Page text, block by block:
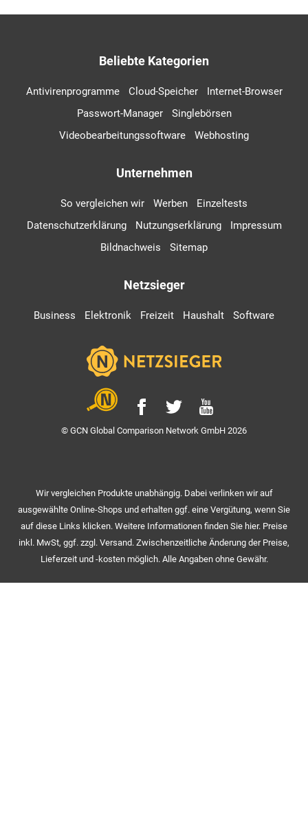
Beliebte Kategorien
Antivirenprogramme Cloud-Speicher
Internet-Browser
Passwort-Manager
Singlebörsen
Videobearbeitungssoftware
Webhosting
Unternehmen
So vergleichen wir Werben
Einzeltests
Datenschutzerklärung
Nutzungserklärung
Impressum
Bildnachweis
Sitemap
Netzsieger
Business Elektronik Freizeit Haushalt Software
© GCN Global Comparison Network GmbH 2026
Wir vergleichen Produkte unabhängig. Dabei verlinken wir auf
ausgewählte Online-Shops und erhalten ggf. eine Vergütung, wenn Sie
auf diese Links klicken. Weitere Informationen finden Sie hier. Preise
inkl. MwSt, ggf. zzgl. Versand. Zwischenzeitliche Änderung der Preise,
Lieferzeit und -kosten möglich. Alle Angaben ohne Gewähr.